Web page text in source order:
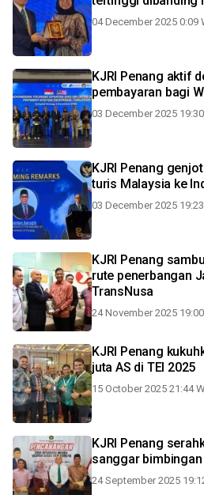
04 December 2025 0:09
KJRI Penang aktif
pembayaran bagi
03 December 2025
KJRI Penang
turis Malaysia ke
03 December 2025
KJRI Penang
rute penerbangan
TransNusa
24 November 2025
KJRI Penang
juta AS di TEI 2025
15 October 2025 21:44
KJRI Penang
sanggar bimbingan
24 September 2025